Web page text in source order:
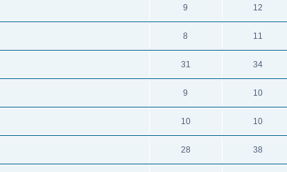
9 12
8 11
31 34
9 10
10 10
28 38